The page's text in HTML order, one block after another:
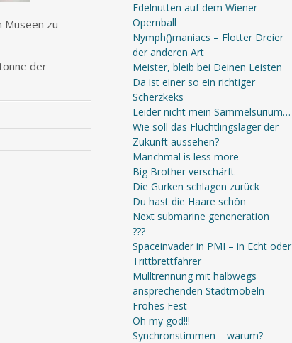
Museen zu
der
Edelnutten auf dem Wiener
Opernball
Nymph()maniacs – Flotter Dreier
der anderen Art
Meister, bleib bei Deinen Leisten
Da ist einer so ein richtiger
Scherzkeks
Leider nicht mein Sammelsurium…
Wie soll das Flüchtlingslager der
Zukunft aussehen?
Manchmal is less more
Big Brother verschärft
Die Gurken schlagen zurück
Du hast die Haare schön
Next submarine geneneration
???
Spaceinvader in PMI – in Echt oder
Trittbrettfahrer
Mülltrennung mit halbwegs
ansprechenden Stadtmöbeln
Frohes Fest
Oh my god!!!
Synchronstimmen – warum?